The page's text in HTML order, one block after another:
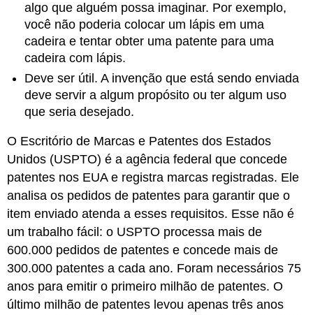
algo que alguém possa imaginar. Por exemplo,
você não poderia colocar um lápis em uma
cadeira e tentar obter uma patente para uma
cadeira com lápis.
Deve ser útil. A invenção que está sendo enviada
deve servir a algum propósito ou ter algum uso
que seria desejado.
O Escritório de Marcas e Patentes dos Estados
Unidos (USPTO) é a agência federal que concede
patentes nos EUA e registra marcas registradas. Ele
analisa os pedidos de patentes para garantir que o
item enviado atenda a esses requisitos. Esse não é
um trabalho fácil: o USPTO processa mais de
600.000 pedidos de patentes e concede mais de
300.000 patentes a cada ano. Foram necessários 75
anos para emitir o primeiro milhão de patentes. O
último milhão de patentes levou apenas três anos